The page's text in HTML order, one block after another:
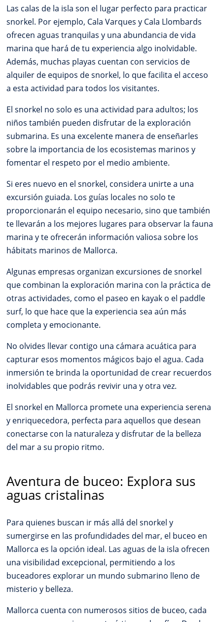
Las calas de la isla son el lugar perfecto para practicar
snorkel. Por ejemplo, Cala Varques y Cala Llombards
ofrecen aguas tranquilas y una abundancia de vida
marina que hará de tu experiencia algo inolvidable.
Además, muchas playas cuentan con servicios de
alquiler de equipos de snorkel, lo que facilita el acceso
a esta actividad para todos los visitantes.
El snorkel no solo es una actividad para adultos; los
niños también pueden disfrutar de la exploración
submarina. Es una excelente manera de enseñarles
sobre la importancia de los ecosistemas marinos y
fomentar el respeto por el medio ambiente.
Si eres nuevo en el snorkel, considera unirte a una
excursión guiada. Los guías locales no solo te
proporcionarán el equipo necesario, sino que también
te llevarán a los mejores lugares para observar la fauna
marina y te ofrecerán información valiosa sobre los
hábitats marinos de Mallorca.
Algunas empresas organizan excursiones de snorkel
que combinan la exploración marina con la práctica de
otras actividades, como el paseo en kayak o el paddle
surf, lo que hace que la experiencia sea aún más
completa y emocionante.
No olvides llevar contigo una cámara acuática para
capturar esos momentos mágicos bajo el agua. Cada
inmersión te brinda la oportunidad de crear recuerdos
inolvidables que podrás revivir una y otra vez.
El snorkel en Mallorca promete una experiencia serena
y enriquecedora, perfecta para aquellos que desean
conectarse con la naturaleza y disfrutar de la belleza
del mar a su propio ritmo.
Aventura de buceo: Explora sus
aguas cristalinas
Para quienes buscan ir más allá del snorkel y
sumergirse en las profundidades del mar, el buceo en
Mallorca es la opción ideal. Las aguas de la isla ofrecen
una visibilidad excepcional, permitiendo a los
buceadores explorar un mundo submarino lleno de
misterio y belleza.
Mallorca cuenta con numerosos sitios de buceo, cada